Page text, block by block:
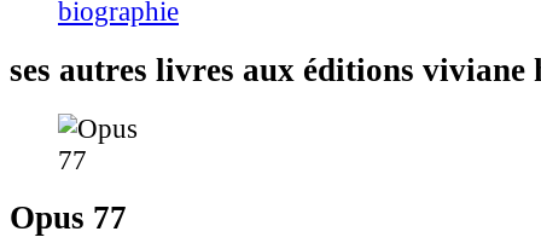
biographie
ses autres livres aux éditions viviane
Opus 77